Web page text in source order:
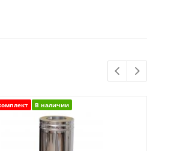
В наличии